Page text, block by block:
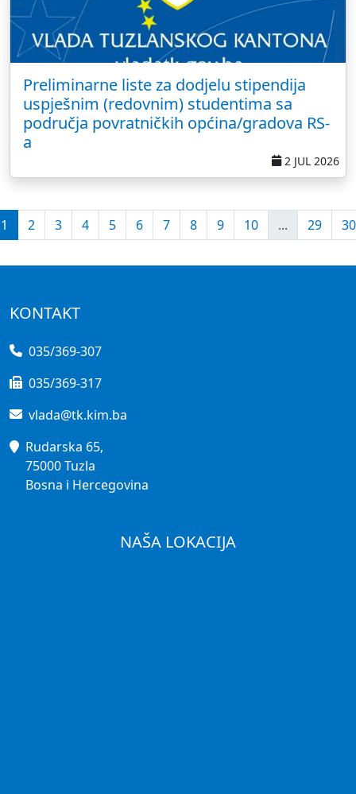
Preliminarne liste za dodjelu stipendija
uspješnim (redovnim) studentima sa
područja povratničkih općina/gradova RS-
a
2 JUL 2026
1 2 3 4 5 6 7 8 9 10 ... 29 30
KONTAKT
035/369-307
035/369-317
vlada@tk.kim.ba
Rudarska 65,
75000 Tuzla
Bosna i Hercegovina
NAŠA LOKACIJA